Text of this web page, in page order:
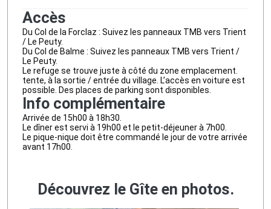
Accès
Du Col de la Forclaz : Suivez les panneaux TMB vers Trient
/ Le Peuty.
Du Col de Balme : Suivez les panneaux TMB vers Trient /
Le Peuty.
Le refuge se trouve juste à côté du zone emplacement.
tente, à la sortie / entrée du village. L’accès en voiture est
possible. Des places de parking sont disponibles.
Info complémentaire
Arrivée de 15h00 à 18h30.
Le dîner est servi à 19h00 et le petit-déjeuner à 7h00.
Le pique-nique doit être commandé le jour de votre arrivée
avant 17h00.
Découvrez le Gîte en photos.